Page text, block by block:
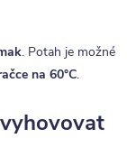
. Potah je možné
na 60°C.